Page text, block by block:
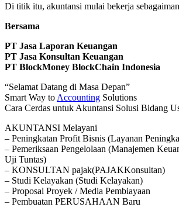
Di titik itu, akuntansi mulai bekerja
Bersama
PT Jasa Laporan Keuangan
PT Jasa Konsultan Keuangan
PT BlockMoney BlockChain Indonesia
“Selamat Datang di Masa Depan”
Smart Way to Accounting Solutions
Cara Cerdas untuk Akuntansi Solusi Bidang
AKUNTANSI Melayani
– Peningkatan Profit Bisnis (Layanan
– Pemeriksaan Pengelolaan (Manajemen
Uji Tuntas)
– KONSULTAN pajak(PAJAKKonsultan)
– Studi Kelayakan (Studi Kelayakan)
– Proposal Proyek / Media Pembiayaan
– Pembuatan PERUSAHAAN Baru